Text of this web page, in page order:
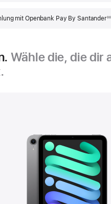
mit Openbank Pay By Santander◊◊
Wähle die, die dir